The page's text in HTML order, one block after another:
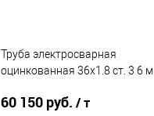
Труба электросварная
оцинкованная 36х1.8 ст. 3 6 м
60 150 руб. / т